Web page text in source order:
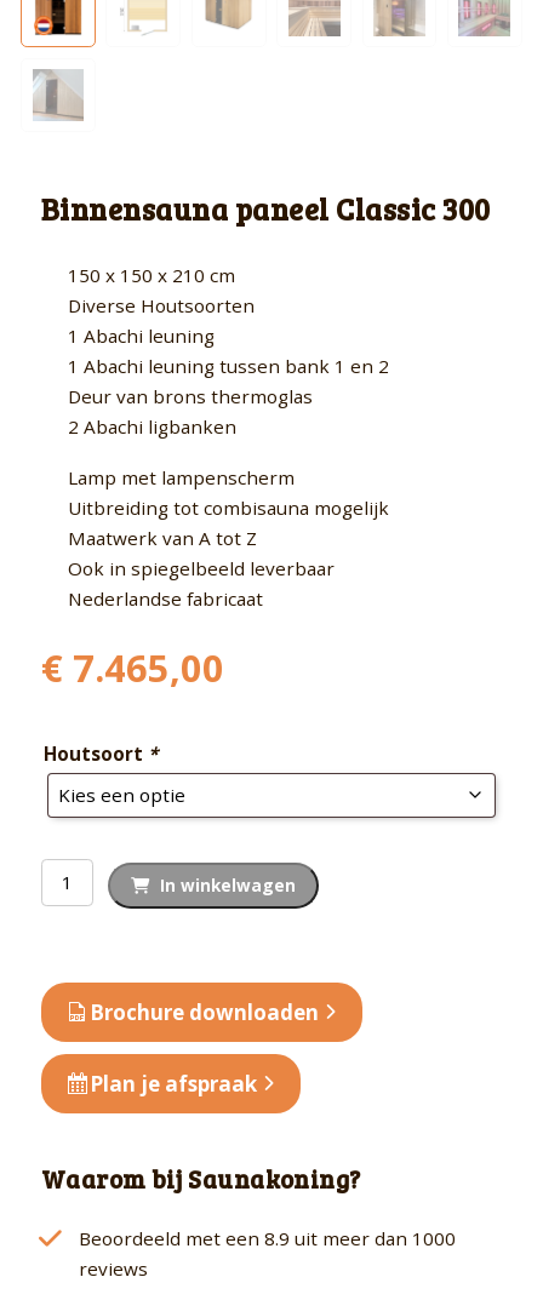
Binnensauna paneel Classic 300
150 x 150 x 210 cm
Diverse Houtsoorten
1 Abachi leuning
1 Abachi leuning tussen bank 1 en 2
Deur van brons thermoglas
2 Abachi ligbanken
Lamp met lampenscherm
Uitbreiding tot combisauna mogelijk
Maatwerk van A tot Z
Ook in spiegelbeeld leverbaar
Nederlandse fabricaat
€ 7.465,00
Houtsoort *
Binnensauna
paneel
aantal
In winkelwagen
Brochure downloaden
Plan je afspraak
Waarom bij Saunakoning?
Beoordeeld met een 8.9 uit meer dan 1000
reviews